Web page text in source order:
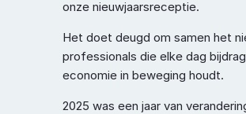
onze nieuwjaarsreceptie.
Het doet deugd om samen het
professionals die elke dag
economie in beweging houdt.
2025 was een jaar van